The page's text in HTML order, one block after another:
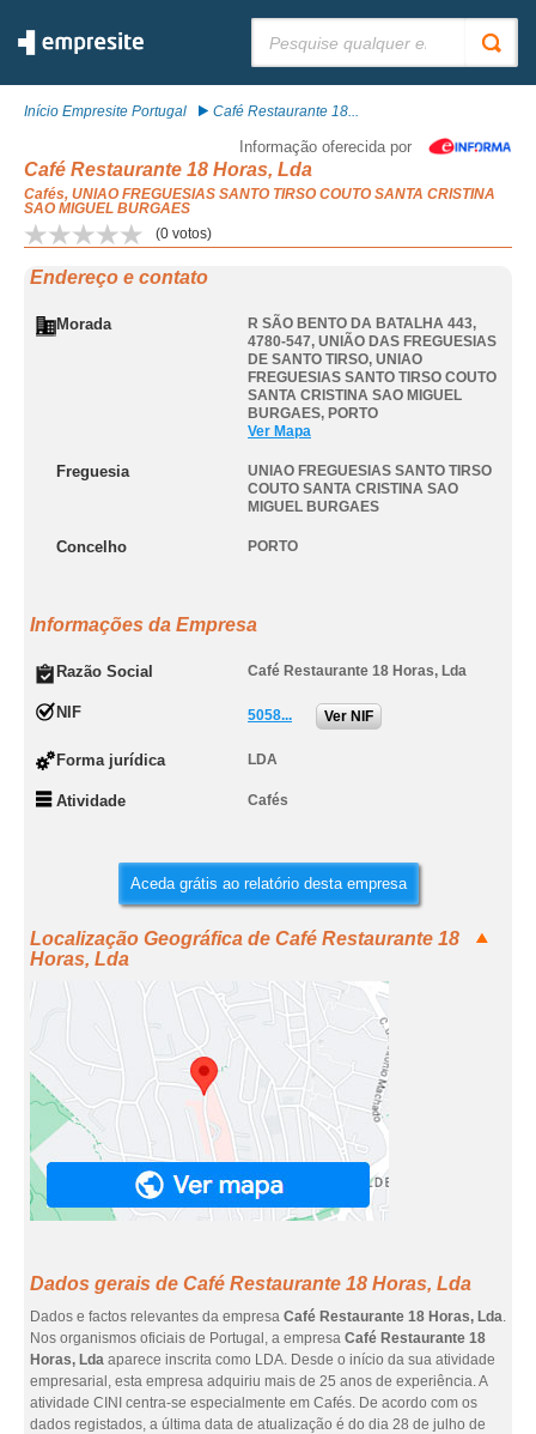
Início Empresite Portugal Café Restaurante 18...
Informação oferecida por
Café Restaurante 18 Horas, Lda
Cafés, UNIAO FREGUESIAS SANTO TIRSO COUTO SANTA CRISTINA
SAO MIGUEL BURGAES
(0 votos)
Endereço e contato
Morada
R SÃO BENTO DA BATALHA 443,
4780-547, UNIÃO DAS FREGUESIAS
DE SANTO TIRSO, UNIAO
FREGUESIAS SANTO TIRSO COUTO
SANTA CRISTINA SAO MIGUEL
BURGAES, PORTO
Ver Mapa
Freguesia
UNIAO FREGUESIAS SANTO TIRSO
COUTO SANTA CRISTINA SAO
MIGUEL BURGAES
Concelho PORTO
Informações da Empresa
Razão Social Café Restaurante 18 Horas, Lda
NIF 5058... Ver NIF
Forma jurídica LDA
Atividade Cafés
Aceda grátis ao relatório desta empresa
Localização Geográfica de Café Restaurante 18
Horas, Lda
Dados gerais de Café Restaurante 18 Horas, Lda
Dados e factos relevantes da empresa Café Restaurante 18 Horas, Lda.
Nos organismos oficiais de Portugal, a empresa Café Restaurante 18
Horas, Lda aparece inscrita como LDA. Desde o início da sua atividade
empresarial, esta empresa adquiriu mais de 25 anos de experiência. A
atividade CINI centra-se especialmente em Cafés. De acordo com os
dados registados, a última data de atualização é do dia 28 de julho de